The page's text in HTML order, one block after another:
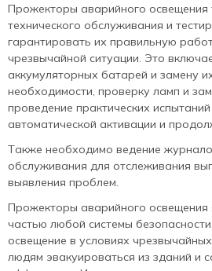
Прожекторы аварийного освещения
технического обслуживания и
гарантировать их правильную
чрезвычайной ситуации. Это
аккумуляторных батарей и замену
необходимости, проверку ламп и
проведение практических
автоматической активации и
Также необходимо ведение
обслуживания для отслеживания
выявления проблем.
Прожекторы аварийного освещения
частью любой системы
освещение в условиях
людям эвакуироваться из зданий и